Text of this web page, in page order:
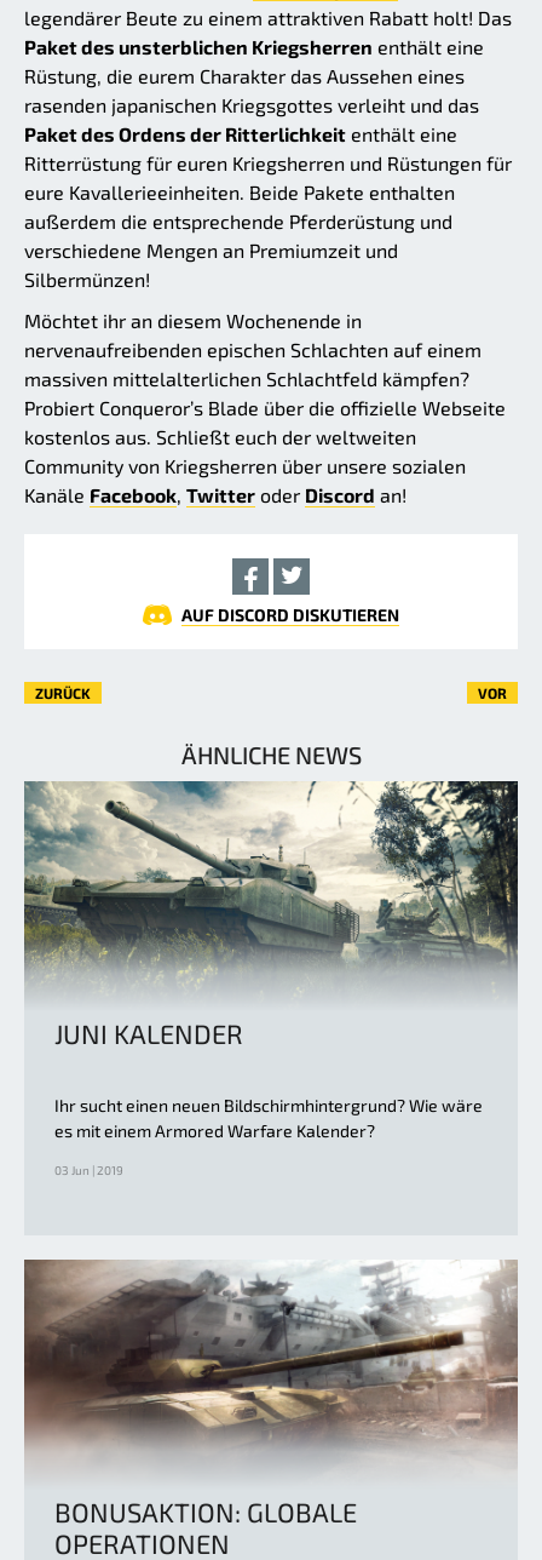
legendärer Beute zu einem attraktiven Rabatt holt! Das
Paket des unsterblichen Kriegsherren enthält eine
Rüstung, die eurem Charakter das Aussehen eines
rasenden japanischen Kriegsgottes verleiht und das
Paket des Ordens der Ritterlichkeit enthält eine
Ritterrüstung für euren Kriegsherren und Rüstungen für
eure Kavallerieeinheiten. Beide Pakete enthalten
außerdem die entsprechende Pferderüstung und
verschiedene Mengen an Premiumzeit und
Silbermünzen!
Möchtet ihr an diesem Wochenende in
nervenaufreibenden epischen Schlachten auf einem
massiven mittelalterlichen Schlachtfeld kämpfen?
Probiert Conqueror’s Blade über die offizielle Webseite
kostenlos aus. Schließt euch der weltweiten
Community von Kriegsherren über unsere sozialen
Kanäle Facebook Twitter oder Discord an!
AUF DISCORD DISKUTIEREN
ZURÜCK VOR
ÄHNLICHE NEWS
JUNI KALENDER
Ihr sucht einen neuen Bildschirmhintergrund? Wie wäre
es mit einem Armored Warfare Kalender?
03 Jun | 2019
BONUSAKTION: GLOBALE
OPERATIONEN